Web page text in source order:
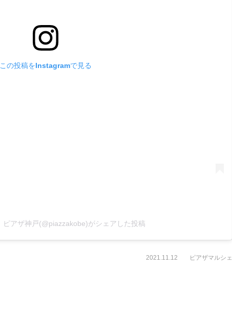
この投稿をInstagramで見る
アザ神戸(@piazzakobe)がシェアした投稿
2021.11.12 ピアザマルシェ